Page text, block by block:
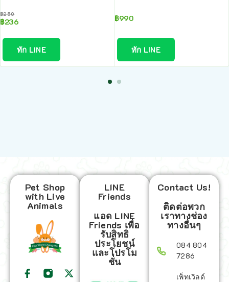
฿250
฿236
ทัก LINE
฿990
ทัก LINE
Pet Shop
with Live
Animals
LINE
Friends
แอด LINE
Friends เพื่อ
รับสิทธิ
ประโยชน์
และโปรโม
ชั่น
Contact Us!
ติดต่อพวก
เราทางช่อง
ทางอื่นๆ
084 804
7286
เพ็ทเวิลด์